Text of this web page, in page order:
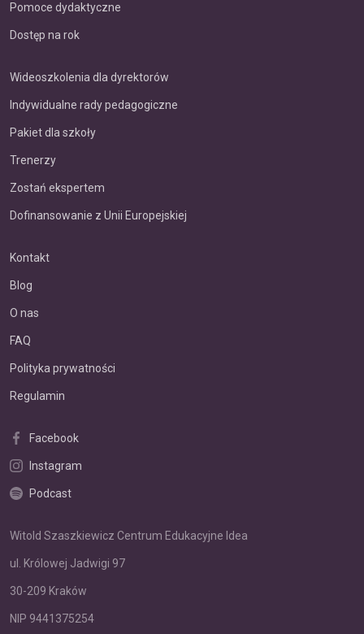
Pomoce dydaktyczne
Dostęp na rok
Wideoszkolenia dla dyrektorów
Indywidualne rady pedagogiczne
Pakiet dla szkoły
Trenerzy
Zostań ekspertem
Dofinansowanie z Unii Europejskiej
Kontakt
Blog
O nas
FAQ
Polityka prywatności
Regulamin
Facebook
Instagram
Podcast
Witold Szaszkiewicz Centrum Edukacyjne Idea
ul. Królowej Jadwigi 97
30-209 Kraków
NIP 9441375254